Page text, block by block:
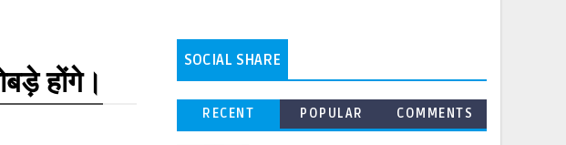
होंगे।
SOCIAL SHARE
RECENT POPULAR COMMENTS